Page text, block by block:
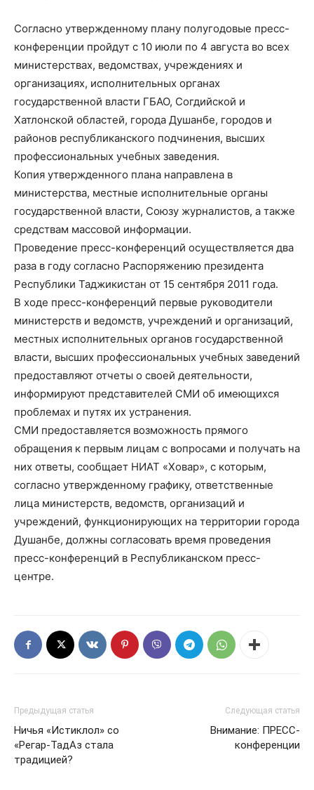
Согласно утвержденному плану полугодовые пресс-
конференции пройдут с 10 июли по 4 августа во всех
министерствах, ведомствах, учреждениях и
организациях, исполнительных органах
государственной власти ГБАО, Согдийской и
Хатлонской областей, города Душанбе, городов и
районов республиканского подчинения, высших
профессиональных учебных заведения.
Копия утвержденного плана направлена в
министерства, местные исполнительные органы
государственной власти, Союзу журналистов, а также
средствам массовой информации.
Проведение пресс-конференций осуществляется два
раза в году согласно Распоряжению президента
Республики Таджикистан от 15 сентября 2011 года.
В ходе пресс-конференций первые руководители
министерств и ведомств, учреждений и организаций,
местных исполнительных органов государственной
власти, высших профессиональных учебных заведений
предоставляют отчеты о своей деятельности,
информируют представителей СМИ об имеющихся
проблемах и путях их устранения.
СМИ предоставляется возможность прямого
обращения к первым лицам с вопросами и получать на
них ответы, сообщает НИАТ «Ховар», с которым,
согласно утвержденному графику, ответственные
лица министерств, ведомств, организаций и
учреждений, функционирующих на территории города
Душанбе, должны согласовать время проведения
пресс-конференций в Республиканском пресс-
центре.
Предыдущая статья
Ничья «Истиклол» со
«Регар-ТадАз стала
традицией?
Следующая статья
Внимание: ПРЕСС-
конференции